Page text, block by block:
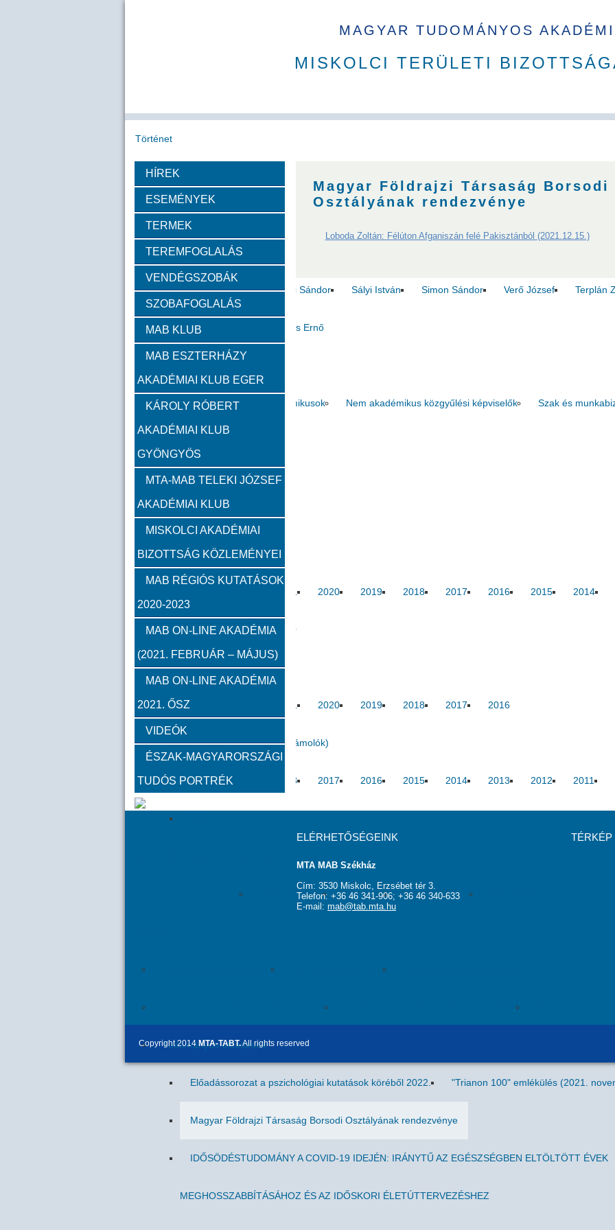
MAGYAR TUDOMÁNYOS
MISKOLCI TERÜLETI
Történet
Köszöntő
Díjazottak
Tudós arcképek
Csókás János Geleji Sándor Sályi István Simon Sándor Verő József Terplán
Zambó János Takács Ernő
Választott vezetők Akadémikusok Nem akadémikus közgyűlési képviselők Szak és
Közérdekű információk
SZMSZ
Alapítvány
2020 2019 2018 2017 2016 2015 2014
2012 2011 2010
Közgyűlések
2020 2019 2018 2017 2016
Határon túli kapcsolatok (beszámolók)
2020 2018 2017 2016 2015 2014 2013 2012 2011
MAB Titkárság Elnökség Hasznos linkek
Miskolci Akadémiai Esték Egri Akadémiai Esték
Tudomány a hétköznapokban (MITV) Tudomány a hétköznapokban (Egri TV)
Tudományos előadások
Előadássorozat a pszichológiai kutatások köréből 2022. "Trianon 100" emlékülés (2021.
Magyar Földrajzi Társaság Borsodi Osztályának rendezvénye
IDŐSÖDÉSTUDOMÁNY A COVID-19 IDEJÉN: IRÁNYTŰ AZ EGÉSZSÉGBEN ELTÖLTÖTT ÉVEK
MEGHOSSZABBÍTÁSÁHOZ ÉS AZ IDŐSKORI ÉLETÚTTERVEZÉSHEZ
HÍREK
ESEMÉNYEK
TERMEK
TEREMFOGLALÁS
VENDÉGSZOBÁK
SZOBAFOGLALÁS
MAB KLUB
MAB ESZTERHÁZY
AKADÉMIAI KLUB EGER
KÁROLY RÓBERT
AKADÉMIAI KLUB
GYÖNGYÖS
MTA-MAB TELEKI JÓZSEF
AKADÉMIAI KLUB
MISKOLCI AKADÉMIAI
BIZOTTSÁG KÖZLEMÉNYEI
MAB RÉGIÓS KUTATÁSOK
2020-2023
MAB ON-LINE AKADÉMIA
(2021. FEBRUÁR – MÁJUS)
MAB ON-LINE AKADÉMIA
2021. ŐSZ
VIDEÓK
ÉSZAK-MAGYARORSZÁGI
TUDÓS PORTRÉK
Magyar Földrajzi Társaság Borsodi
Osztályának rendezvénye
Loboda Zoltán: Félúton Afganiszán felé Pakisztánból (2021.12.15.)
ELÉRHETŐSÉGEINK
MTA MAB Székház
Cím: 3530 Miskolc, Erzsébet tér 3.
Telefon: +36 46 341-906; +36 46 340-633
E-mail: mab@tab.mta.hu
TÉRKÉP
Copyright 2014 MTA-TABT.All rights reserved